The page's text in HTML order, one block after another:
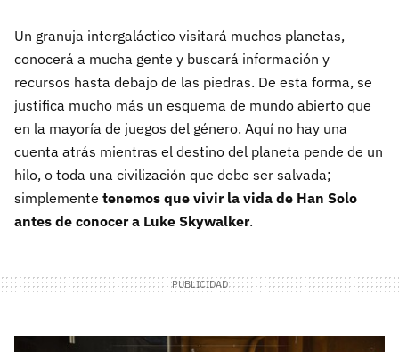
Un granuja intergaláctico visitará muchos planetas,
conocerá a mucha gente y buscará información y
recursos hasta debajo de las piedras. De esta forma, se
justifica mucho más un esquema de mundo abierto que
en la mayoría de juegos del género. Aquí no hay una
cuenta atrás mientras el destino del planeta pende de un
hilo, o toda una civilización que debe ser salvada;
simplemente tenemos que vivir la vida de Han Solo
antes de conocer a Luke Skywalker.